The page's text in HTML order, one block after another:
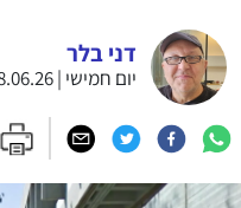
דני בלר
יום חמישי | 18.06.26 | 15:19